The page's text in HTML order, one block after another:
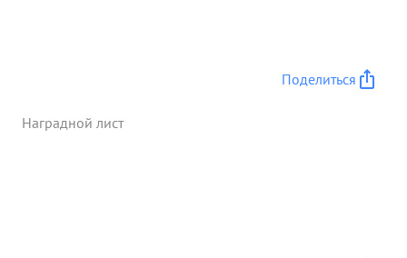
Поделиться
Наградной лист